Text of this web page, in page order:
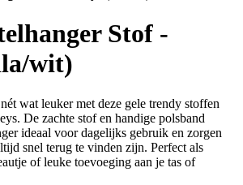
Stof -
wit)
wat leuker met deze gele trendy stoffen
De zachte stof en handige polsband
ideaal voor dagelijks gebruik en zorgen
snel terug te vinden zijn. Perfect als
of leuke toevoeging aan je tas of